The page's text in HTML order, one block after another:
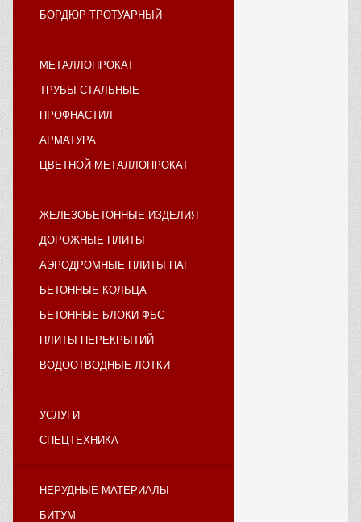
БОРДЮР ТРОТУАРНЫЙ
МЕТАЛЛОПРОКАТ
ТРУБЫ СТАЛЬНЫЕ
ПРОФНАСТИЛ
АРМАТУРА
ЦВЕТНОЙ МЕТАЛЛОПРОКАТ
ЖЕЛЕЗОБЕТОННЫЕ ИЗДЕЛИЯ
ДОРОЖНЫЕ ПЛИТЫ
АЭРОДРОМНЫЕ ПЛИТЫ ПАГ
БЕТОННЫЕ КОЛЬЦА
БЕТОННЫЕ БЛОКИ ФБС
ПЛИТЫ ПЕРЕКРЫТИЙ
ВОДООТВОДНЫЕ ЛОТКИ
УСЛУГИ
СПЕЦТЕХНИКА
НЕРУДНЫЕ МАТЕРИАЛЫ
БИТУМ